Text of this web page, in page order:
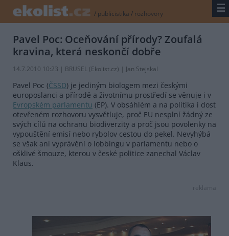
/ publicistika / rozhovory ☰
Pavel Poc: Oceňování přírody? Zoufalá
kravina, která neskončí dobře
14.7.2010 10:23 | BRUSEL (Ekolist.cz) | Jan Stejskal
Pavel Poc (ČSSD) je jediným biologem mezi českými
europoslanci a přírodě a životnímu prostředí se věnuje i v
Evropském parlamentu (EP). V obsáhlém a na politika i dost
otevřeném rozhovoru vysvětluje, proč EU nesplní žádný ze
svých cílů na ochranu biodiverzity a proč jsou povolenky na
vypouštění emisí nebo rybolov cestou do pekel. Nevyhýbá
se však ani vyprávění o lobbingu v parlamentu nebo o
ošklivé šmouze, kterou v české politice zanechal Václav
Klaus.
reklama